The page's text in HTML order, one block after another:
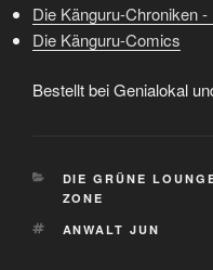
Die Känguru-Chroniken
Die Känguru-Comics
Bestellt bei Genialokal
KATEGORIEN
DIE GRÜNE
ZONE
SCHLAGWÖRTER
ANWALT JUN